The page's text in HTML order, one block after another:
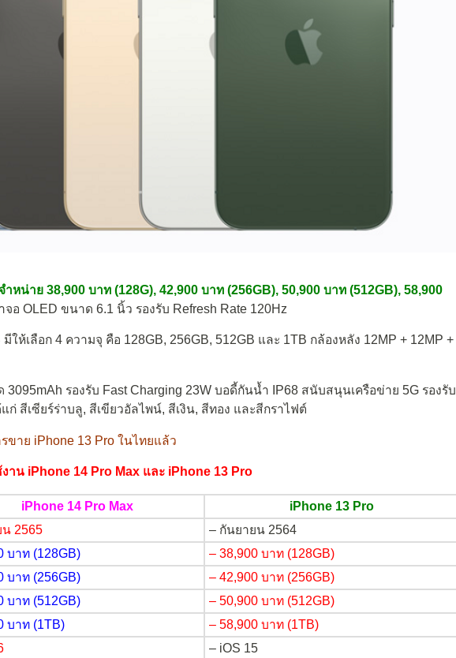
หน่าย 38,900 บาท (128G), 42,900 บาท (256GB), 50,900 บาท (512GB), 58,900
อ OLED ขนาด 6.1 นิ้ว รองรับ Refresh Rate 120Hz
ให้เลือก 4 ความจุ คือ 128GB, 256GB, 512GB และ 1TB กล้องหลัง 12MP + 12MP +
รองรับ Fast Charging 23W บอดี้กันน้ำ IP68 สนับสนุนเครือข่าย 5G รองรับ
ก่ สีเซียร์ร่าบลู, สีเขียวอัลไพน์, สีเงิน, สีทอง และสีกราไฟต์
ขาย iPhone 13 Pro ในไทยแล้ว
งาน iPhone 14 Pro Max และ iPhone 13 Pro
iPhone 14 Pro Max
iPhone 13 Pro
2565 – กันยายน 2564
บาท (128GB)
– 38,900 บาท (128GB)
บาท (256GB)
– 42,900 บาท (256GB)
บาท (512GB)
– 50,900 บาท (512GB)
บาท (1TB)
– 58,900 บาท (1TB)
– iOS 15